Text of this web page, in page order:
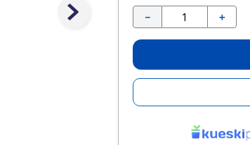
＋
－